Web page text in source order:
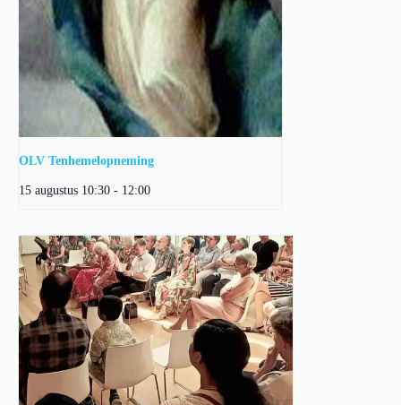
OLV Tenhemelopneming
15 augustus 10:30 - 12:00